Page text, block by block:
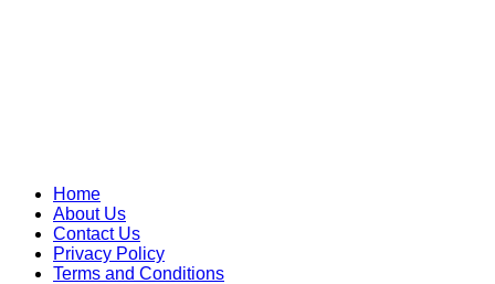
Home
About Us
Contact Us
Privacy Policy
Terms and Conditions